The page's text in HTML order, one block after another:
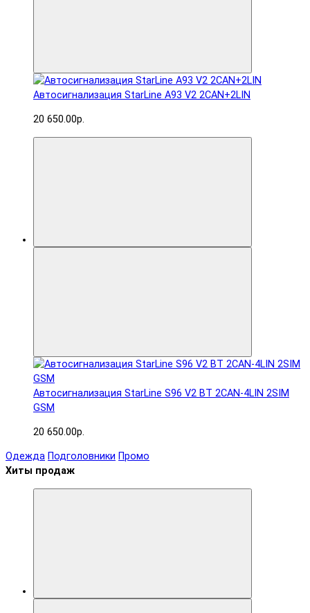
Автосигнализация StarLine A93 V2 2CAN+2LIN
20 650.00р.
Автосигнализация StarLine S96 V2 BT 2CAN-4LIN 2SIM
GSM
20 650.00р.
Одежда Подголовники Промо
Хиты продаж